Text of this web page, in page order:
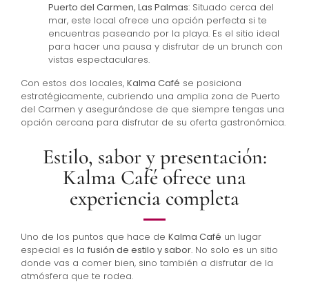
Puerto del Carmen, Las Palmas: Situado cerca del
mar, este local ofrece una opción perfecta si te
encuentras paseando por la playa. Es el sitio ideal
para hacer una pausa y disfrutar de un brunch con
vistas espectaculares.
Con estos dos locales, Kalma Café se posiciona
estratégicamente, cubriendo una amplia zona de Puerto
del Carmen y asegurándose de que siempre tengas una
opción cercana para disfrutar de su oferta gastronómica.
Estilo, sabor y presentación:
Kalma Café ofrece una
experiencia completa
Uno de los puntos que hace de Kalma Café un lugar
especial es la fusión de estilo y sabor. No solo es un sitio
donde vas a comer bien, sino también a disfrutar de la
atmósfera que te rodea.